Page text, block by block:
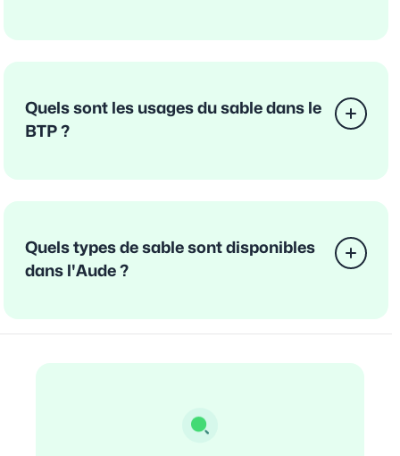
Quels sont les usages du sable dans le
BTP ?
Quels types de sable sont disponibles
dans l'Aude ?